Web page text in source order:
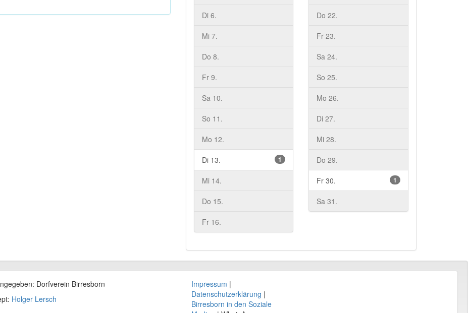
Di 6.
Mi 7.
Do 8.
Fr 9.
Sa 10.
So 11.
Mo 12.
1
Di 13.
Mi 14.
Do 15.
Fr 16.
Do 22.
Fr 23.
Sa 24.
So 25.
Mo 26.
Di 27.
Mi 28.
Do 29.
1
Fr 30.
Sa 31.
Dorfverein Birresborn
Holger Lersch
Impressum |
Datenschutzerklärung |
Birresborn in den Soziale